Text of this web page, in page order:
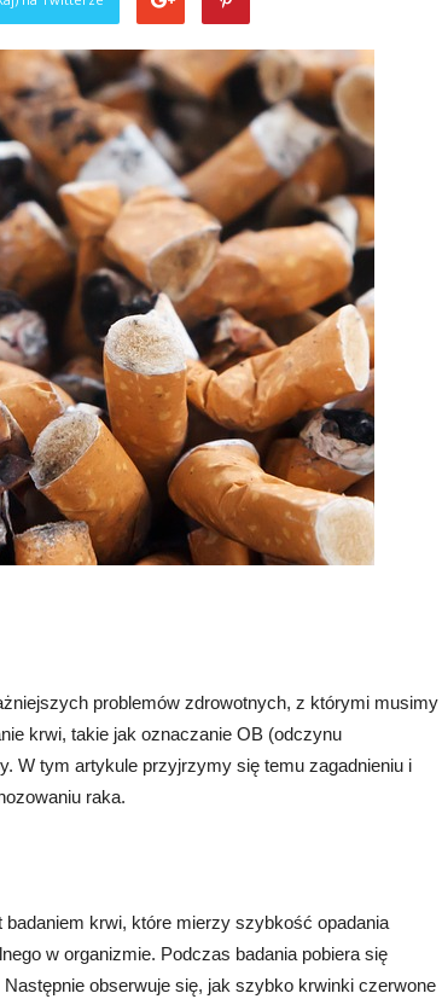
problemów zdrowotnych, z którymi musimy
krwi, takie jak oznaczanie OB (odczynu
W tym artykule przyjrzymy się temu zagadnieniu i
raka.
krwi, które mierzy szybkość opadania
w organizmie. Podczas badania pobiera się
obserwuje się, jak szybko krwinki czerwone